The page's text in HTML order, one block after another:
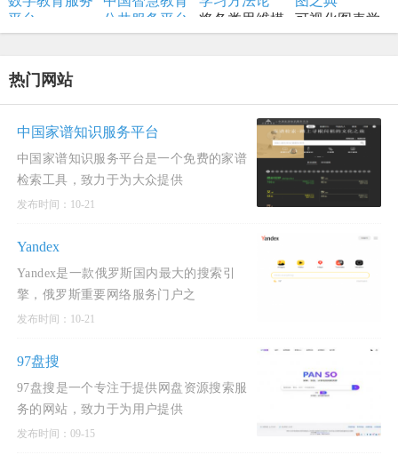
会计职称考试
平台
展为核心，服
师、学生及社
会公众。
公共服务平台
将各类思维模
可视化图表学
热门网站
中国家谱知识服务平台
中国家谱知识服务平台是一个免费的家谱
检索工具，致力于为大众提供
发布时间：10-21
Yandex
Yandex是一款俄罗斯国内最大的搜索引
擎，俄罗斯重要网络服务门户之
发布时间：10-21
97盘搜
97盘搜是一个专注于提供网盘资源搜索服
务的网站，致力于为用户提供
发布时间：09-15